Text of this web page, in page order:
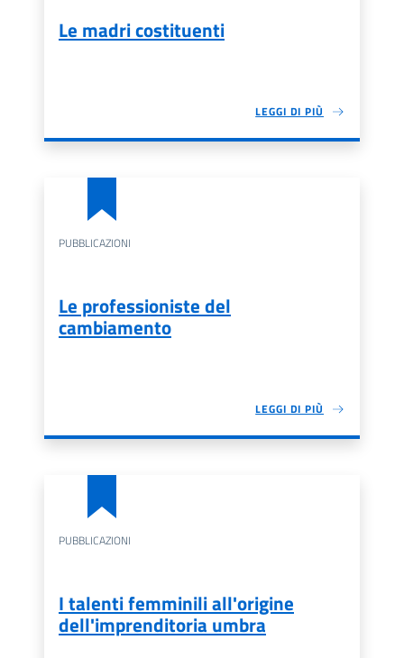
Le madri costituenti
LEGGI DI PIÙ
PUBBLICAZIONI
Le professioniste del
cambiamento
LEGGI DI PIÙ
PUBBLICAZIONI
I talenti femminili all'origine
dell'imprenditoria umbra